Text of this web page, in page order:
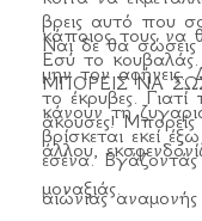
κάποιος τους να
μην τον
κάνουν τη
άλλου,
μοναξιάς.
βρεις αυτό που
Εσύ το
το έκρυβες.
βρίσκεται εκεί έξω.
Ναι δε θα
ΜΠΟΡΕΙΣ ΝΑ
άκουσες!
εσένα.
αιώνιας